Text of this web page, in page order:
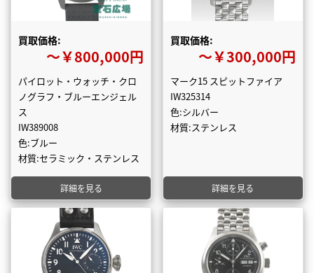
買取価格:
〜￥800,000円
パイロット・ウォッチ・クロ
ノグラフ・ブルーエンジェル
ス
IW389008
色:ブルー
材質:セラミック・ステンレス
詳細を見る
買取価格:
〜￥300,000円
マーク15 スピットファイア
IW325314
色:シルバー
材質:ステンレス
詳細を見る